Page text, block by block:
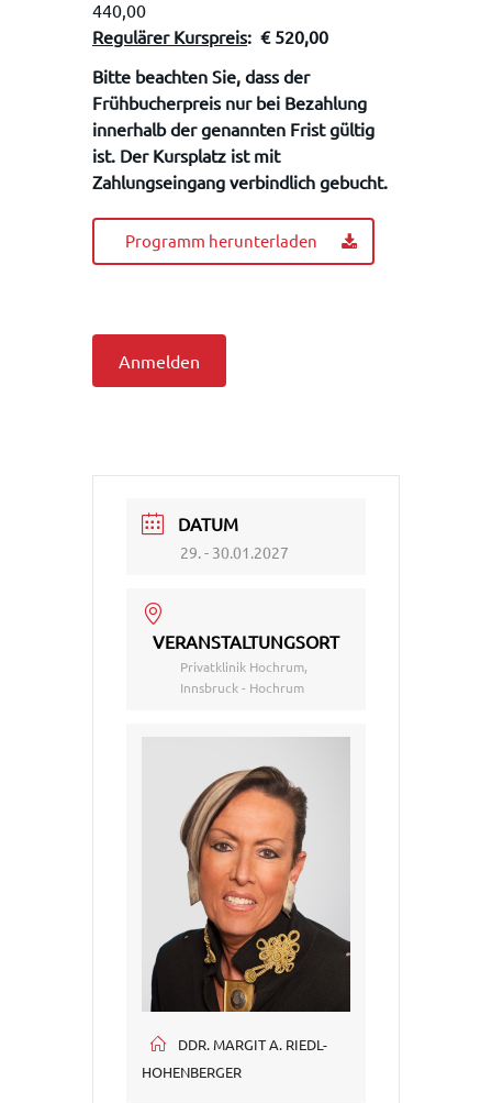
440,00
Regulärer Kurspreis: € 520,00
Bitte beachten Sie, dass der
Frühbucherpreis nur bei Bezahlung
innerhalb der genannten Frist gültig
ist. Der Kursplatz ist mit
Zahlungseingang verbindlich gebucht.
Programm herunterladen
Anmelden
DATUM
29. - 30.01.2027
VERANSTALTUNGSORT
Privatklinik Hochrum,
Innsbruck - Hochrum
DDR. MARGIT A. RIEDL-
HOHENBERGER